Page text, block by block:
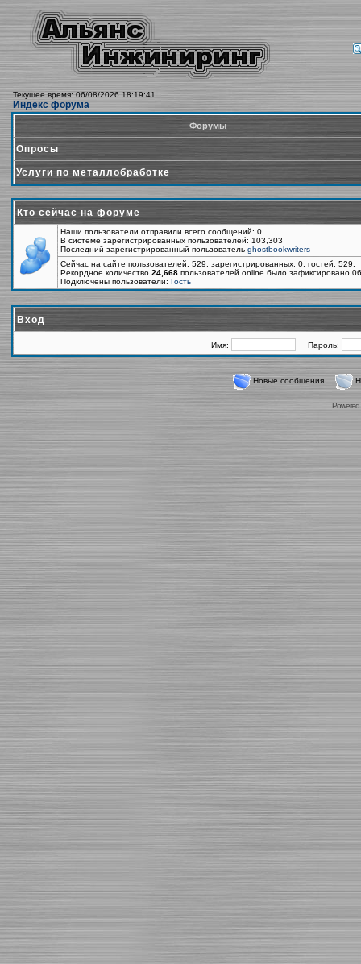
Текущее время: 06/08/2026 18:19:41
Индекс форума
Форумы
Опросы
Услуги по металлобработке
Кто сейчас на форуме
Наши пользователи отправили всего сообщений: 0
В системе зарегистрированных пользователей: 103,303
Последний зарегистрированный пользователь ghostbookwriters
Сейчас на сайте пользователей: 529, зарегистрированных: 0, гостей:
Рекордное количество 24,668 пользователей online было зафиксировано
Подключены пользователи: Гость
Вход
Имя: Пароль:
Новые сообщения